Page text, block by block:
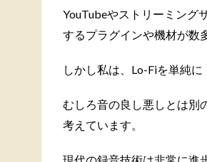
YouTubeやストリーミング
するプラグインや機材が数
しかし私は、Lo-Fiを単純に
むしろ音の良し悪しとは別
考えています。